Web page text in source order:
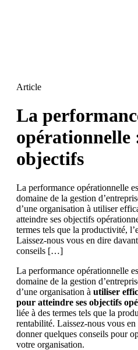
Article
La
objectifs
La performance opérationnelle
domaine de la gestion
d’une organisation à utiliser
atteindre ses objectifs
termes tels que la productivité,
Laissez-nous vous en dire
conseils […]
La performance opérationnelle
domaine de la gestion
d’une organisation à utiliser
pour atteindre ses objectifs
liée à des termes tels que la
rentabilité. Laissez-nous vous
donner quelques conseils pour
votre organisation.